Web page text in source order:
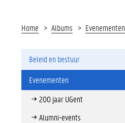
Home Albums Evenementen
Beleid en bestuur
Evenementen
200 jaar UGent
Alumni-events